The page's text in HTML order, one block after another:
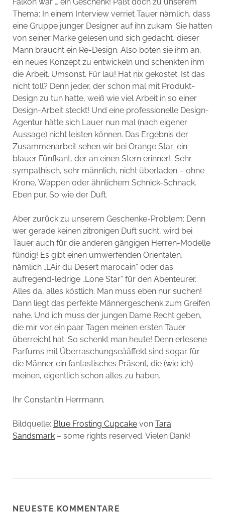
Thema: In einem Interview verriet Tauer nämlich, dass
eine Gruppe junger Designer auf ihn zukam. Sie hatten
von seiner Marke gelesen und sich gedacht, dieser
Mann braucht ein Re-Design. Also boten sie ihm an,
ein neues Konzept zu entwickeln und schenkten ihm
die Arbeit. Umsonst. Für lau! Hat nix gekostet. Ist das
nicht toll? Denn jeder, der schon mal mit Produkt-
Design zu tun hatte, weiß wie viel Arbeit in so einer
Design-Arbeit steckt! Und eine professionelle Design-
Agentur hätte sich Lauer nun mal (nach eigener
Aussage) nicht leisten können. Das Ergebnis der
Zusammenarbeit sehen wir bei Orange Star: ein
blauer Fünfkant, der an einen Stern erinnert. Sehr
sympathisch, sehr männlich, nicht überladen – ohne
Krone, Wappen oder ähnlichem Schnick-Schnack.
Eben pur. So wie der Duft.
Aber zurück zu unserem Geschenke-Problem: Denn
wer gerade keinen zitronigen Duft sucht, wird bei
Tauer auch für die anderen gängigen Herren-Modelle
fündig! Es gibt einen umwerfenden Orientalen,
nämlich „L’Air du Desert marocain“ oder das
aufregend-ledrige „Lone Star“ für den Abenteurer.
Alles da, alles köstlich. Man muss eben nur suchen!
Dann liegt das perfekte Männergeschenk zum Greifen
nahe. Und ich muss der jungen Dame Recht geben,
die mir vor ein paar Tagen meinen ersten Tauer
überreicht hat: So schenkt man heute! Denn erlesene
Parfums mit Überraschungseååffekt sind sogar für
die Männer ein fantastisches Präsent, die (wie ich)
meinen, eigentlich schon alles zu haben.
Ihr Constantin Herrmann.
Bildquelle: Blue Frosting Cupcakevon Tara
Sandsmark– some rights reserved. Vielen Dank!
NEUESTE KOMMENTARE